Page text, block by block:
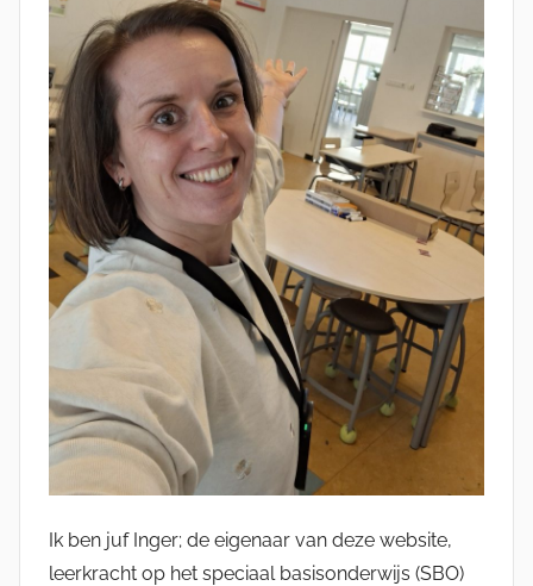
Ik ben juf Inger; de eigenaar van deze website,
leerkracht op het speciaal basisonderwijs (SBO)